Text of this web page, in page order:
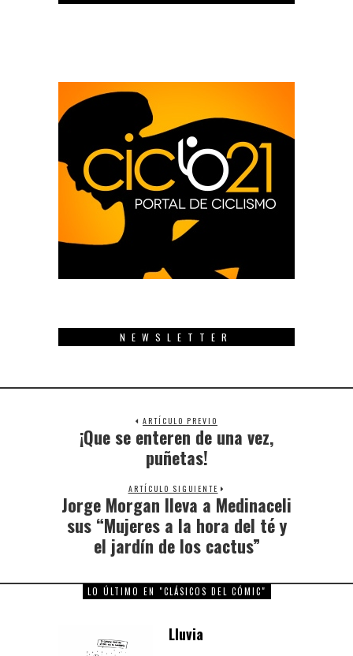
NEWSLETTER
ARTÍCULO PREVIO
Previous
post:
¡Que se enteren de una vez,
puñetas!
ARTÍCULO SIGUIENTE
Next
post:
Jorge Morgan lleva a Medinaceli
sus “Mujeres a la hora del té y
el jardín de los cactus”
LO ÚLTIMO EN "CLÁSICOS DEL CÓMIC"
Lluvia